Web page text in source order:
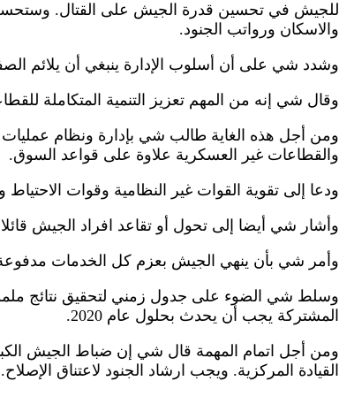
للجيش في تحسين قدرة الجيش على القتال. وستحسن
والاسكان ورواتب الجنود.
وشدد شي على أن أسلوب الإدارة ينبغي أن يلائم
وقال شي إنه من المهم تعزيز التنمية المتكاملة
ومن أجل هذه الغاية طالب شي بإدارة ونظام عمليات
والقطاعات غير العسكرية علاوة على قواعد السوق.
ودعا إلى تقوية القوات غير النظامية وقوات
وأشار شي أيضا إلى تحول أو تقاعد افراد الجيش
وأمر شي بأن ينهي الجيش بعزم كل الخدمات مدفوعة
وسلط شي الضوء على جدول زمني لتحقيق نتائج
المشتركة يجب أن يحدث بحلول عام 2020.
ومن أجل اتمام المهمة قال شي إن ضباط الجيش
القيادة المركزية. ويجب ارشاد الجنود لاعتناق الإصلاح.